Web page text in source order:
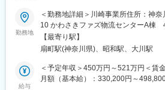
グループ14社を神戸物産本社から支
見なければ対応策も考えられないた
しかし、工場勤務のような3交代制な
土日休み、神戸物産 本社での勤務とな
月2・3回程度 ※通常時
例）1～2週間内に1泊2日や、2泊3日
■募集概要：
スーパーで販売する肉・魚の加工用
設備等のメンテナンスをお任せいたし
■職務詳細：
・センター内施設機器の初期対応
勤務地
＜勤務地詳細＞川崎事業所住所：神
10 かわさきファズ物流センターA棟
崎駅受動喫煙対策：屋内全面禁煙変
所
【最寄り駅】
扇町駅(神奈川県)、昭和駅、大川駅
給与
＜予定年収＞450万円～521万円＜賃
月額（基本給）：330,200円～